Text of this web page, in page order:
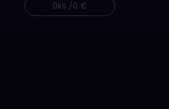
0ks /0 €